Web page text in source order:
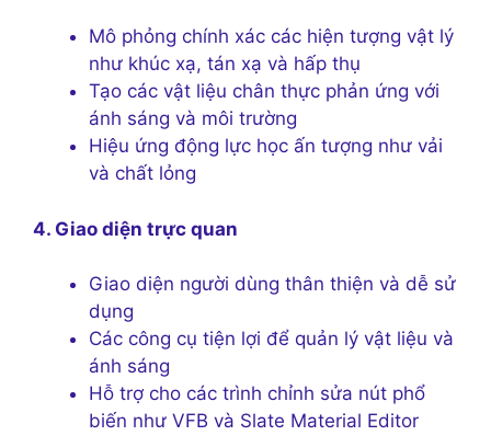
Mô phỏng chính xác các hiện tượng vật lý
như khúc xạ, tán xạ và hấp thụ
Tạo các vật liệu chân thực phản ứng với
ánh sáng và môi trường
Hiệu ứng động lực học ấn tượng như vải
và chất lỏng
4. Giao diện trực quan
Giao diện người dùng thân thiện và dễ sử
dụng
Các công cụ tiện lợi để quản lý vật liệu và
ánh sáng
Hỗ trợ cho các trình chỉnh sửa nút phổ
biến như VFB và Slate Material Editor